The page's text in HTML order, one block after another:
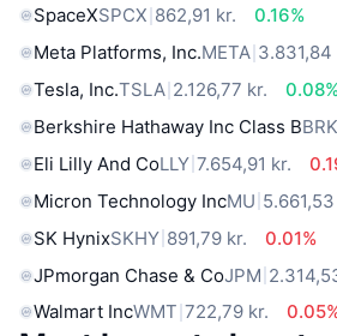
SpaceXSPCX 862,91 kr.
0.16%
Meta Platforms, Inc.META 3.831,84
Tesla, Inc.TSLA 2.126,77 kr.
Berkshire Hathaway Inc Class B
Eli Lilly And CoLLY 7.654,91 kr.
Micron Technology IncMU
SK HynixSKHY 891,79 kr.
0.01%
JPmorgan Chase & CoJPM
Walmart IncWMT 722,79 kr.